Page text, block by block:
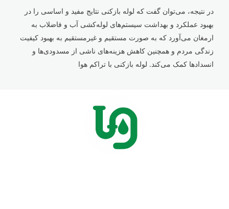
در نتیجه، می‌توان گفت که لوله بازکنی نتایج مفید و اساسی را در
بهبود عملکرد و بهداشت سیستم‌های لوله‌کشی آب و فاضلاب به
ارمغان می‌آورد که به صورت مستقیم و غیرمستقیم به بهبود کیفیت
زندگی مردم و همچنین کاهش هزینه‌های ناشی از مسدودی‌ها و
انسدادها کمک می‌کند. لوله بازکنی با تراکم هوا